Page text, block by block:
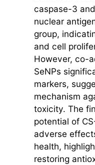
caspase-3
nuclear
group,
and cell
However, co-
SeNPs
markers,
mechanism
toxicity. The
potential of
adverse
health,
restoring